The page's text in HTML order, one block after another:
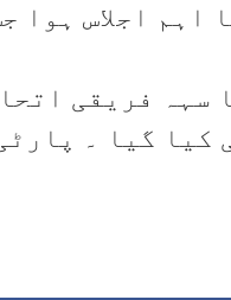
اہم اجلاس ہوا
سہہ فریقی
کیا گیا ۔